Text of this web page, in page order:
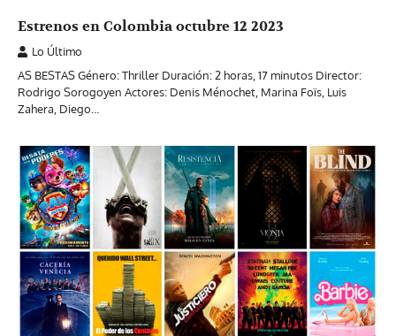
Estrenos en Colombia octubre 12 2023
Lo Último
AS BESTAS Género: Thriller Duración: 2 horas, 17 minutos Director:
Rodrigo Sorogoyen Actores: Denis Ménochet, Marina Foïs, Luis
Zahera, Diego…